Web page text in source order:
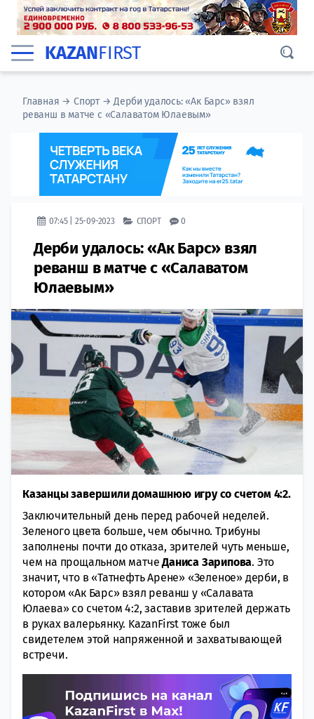
KAZANFIRST
Главная →Спорт→Дерби удалось: «Ак Барс» взял
реванш в матче с «Салаватом Юлаевым»
07:45 | 25-09-2023 СПОРТ 0
Дерби удалось: «Ак Барс» взял
реванш в матче с «Салаватом
Юлаевым»
Казанцы завершили домашнюю игру со счетом 4:2.
Заключительный день перед рабочей неделей.
Зеленого цвета больше, чем обычно. Трибуны
заполнены почти до отказа, зрителей чуть меньше,
чем на прощальном матчеДаниса Зарипова. Это
значит, что в «Татнефть Арене» «Зеленое» дерби, в
котором «Ак Барс» взял реванш у «Салавата
Юлаева» со счетом 4:2, заставив зрителей держать
в руках валерьянку. KazanFirst тоже был
свидетелем этой напряженной и захватывающей
встречи.